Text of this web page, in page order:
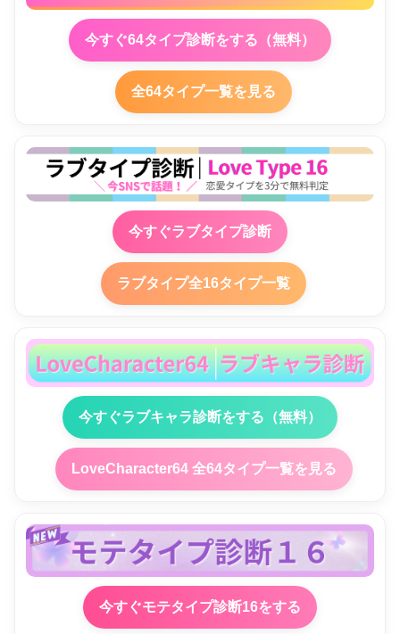
今すぐ64タイプ診断をする（無料）
全64タイプ一覧を見る
今すぐラブタイプ診断
ラブタイプ全16タイプ一覧
今すぐラブキャラ診断をする（無料）
LoveCharacter64 全64タイプ一覧を見る
今すぐモテタイプ診断16をする